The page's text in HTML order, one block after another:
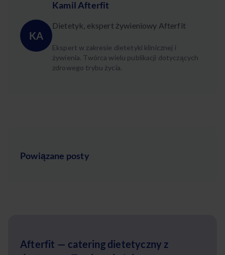
KA
Kamil Afterfit
Dietetyk, ekspert żywieniowy Afterfit
Ekspert w zakresie dietetyki klinicznej i
żywienia. Twórca wielu publikacji dotyczących
zdrowego trybu życia.
Powiązane posty
Afterfit — catering dietetyczny z